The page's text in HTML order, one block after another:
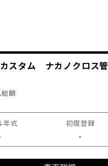
タム ナカノクロス管
額
年式
初度登録
-